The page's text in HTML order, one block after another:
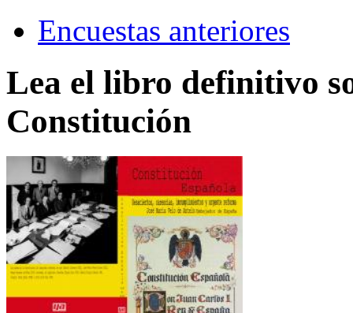
Encuestas anteriores
Lea el libro definitivo
Constitución